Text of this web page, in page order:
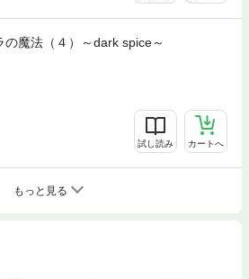
の魔法（４）～dark spice～
試し読み カートへ
もっと見る